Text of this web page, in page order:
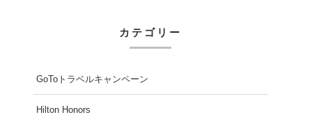
カテゴリー
GoToトラベルキャンペーン
Hilton Honors